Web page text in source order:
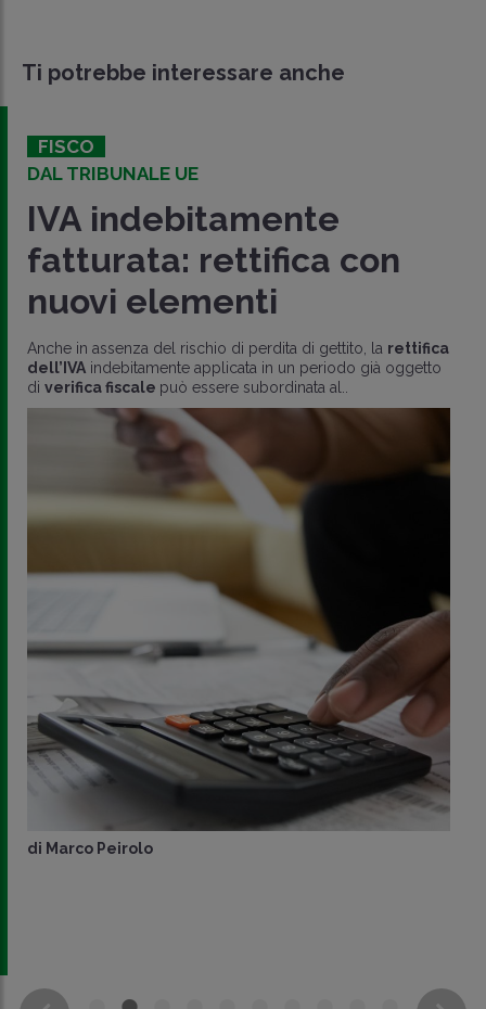
Ti potrebbe interessare anche
FISCO
DAL TRIBUNALE UE
IVA indebitamente
fatturata: rettifica con
nuovi elementi
Anche in assenza del rischio di perdita di gettito, la rettifica
dell’IVA indebitamente applicata in un periodo già oggetto
di verifica fiscale può essere subordinata al..
di Marco Peirolo